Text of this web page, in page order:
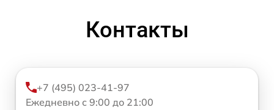
Контакты
+7 (495) 023-41-97
Ежедневно с 9:00 до 21:00